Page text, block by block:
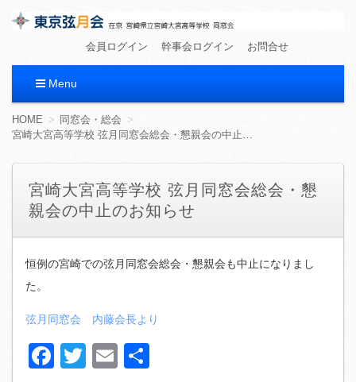
東京弦月会
在京 宮崎県立宮崎大宮高等学校 同窓会
会員ログイン 幹事会ログイン お問合せ
Menu
コ
ン
へ
移
HOME
同窓会・総会
宮崎大宮高等学校 弦月同窓会総会・懇親会の中止のお知らせ
宮崎大宮高等学校 弦月同窓会総会・懇
親会の中止のお知らせ
恒例の宮崎での弦月同窓会総会・懇親会も中止になりまし
た。
弦月同窓会 内藤会長より
Facebook
Twitter
Email